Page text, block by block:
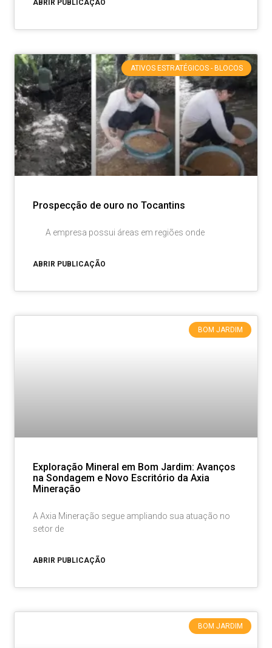
ABRIR PUBLICAÇÃO
ATIVOS ESTRATÉGICOS - BLOCOS
Prospecção de ouro no Tocantins
A empresa possui áreas em regiões onde
ABRIR PUBLICAÇÃO
BOM JARDIM
Exploração Mineral em Bom Jardim: Avanços
na Sondagem e Novo Escritório da Axia
Mineração
A Axia Mineração segue ampliando sua atuação no
setor de
ABRIR PUBLICAÇÃO
BOM JARDIM